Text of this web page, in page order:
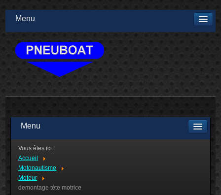
Menu
Menu
Vous êtes ici :
Accueil
Motonautisme
Moteur
demontage tète motrice